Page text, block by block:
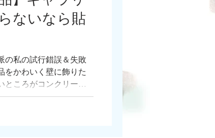
ないなら貼
の私の試行錯誤＆失敗
をかわいく壁に飾りた
ところがコンクリート
諦めました。